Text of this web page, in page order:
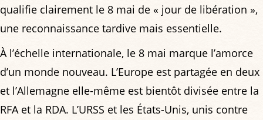
qualifie clairement le 8 mai de « jour de libération »,
une reconnaissance tardive mais essentielle.
À l’échelle internationale, le 8 mai marque l’amorce
d’un monde nouveau. L’Europe est partagée en deux
et l’Allemagne elle-même est bientôt divisée entre la
RFA et la RDA. L’URSS et les États-Unis, unis contre